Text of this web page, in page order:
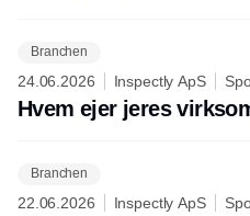
Branchen
24.06.2026 Inspectly ApS
Hvem ejer jeres
Branchen
22.06.2026 Inspectly ApS